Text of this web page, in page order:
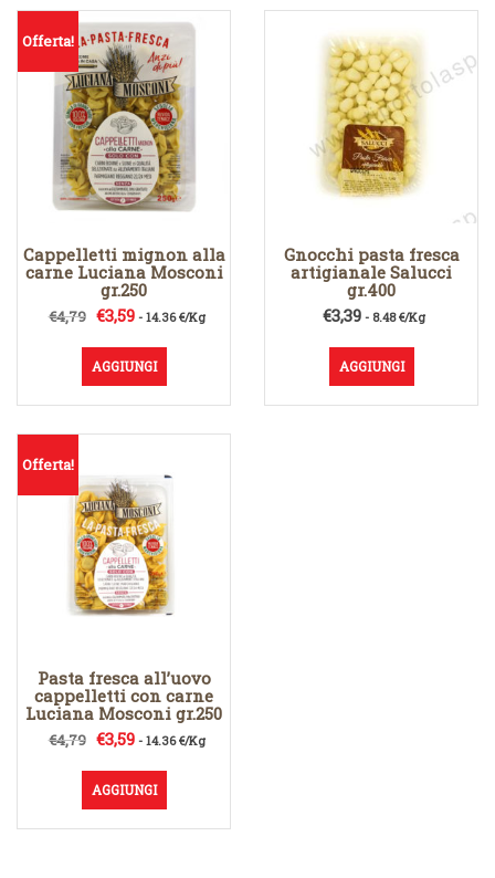
Offerta!
Cappelletti mignon alla
carne Luciana Mosconi
gr.250
€4,79 Il
originale
era:
€4,79.
€3,59Il
attuale
è:
€3,59.
- 14.36 €/Kg
AGGIUNGI
Gnocchi pasta fresca
artigianale Salucci
gr.400
€3,39 - 8.48 €/Kg
AGGIUNGI
Offerta!
Pasta fresca all’uovo
cappelletti con carne
Luciana Mosconi gr.250
€4,79 Il
originale
era:
€4,79.
€3,59Il
attuale
è:
€3,59.
- 14.36 €/Kg
AGGIUNGI